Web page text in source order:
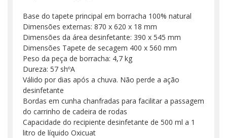
Base do tapete principal em borracha 100% natural
Dimensões externas: 870 x 620 x 18 mm
Dimensões da área desinfetante: 390 x 545 mm
Dimensões Tapete de secagem 400 x 560 mm
Peso da peça de borracha: 4,7 kg
Dureza: 57 shºA
Válido por dias após a chuva. Não perde a ação
desinfetante
Bordas em cunha chanfradas para facilitar a passagem
do carrinho de cadeira de rodas
Capacidade do recipiente desinfetante de 500 ml a 1
litro de líquido Oxicuat